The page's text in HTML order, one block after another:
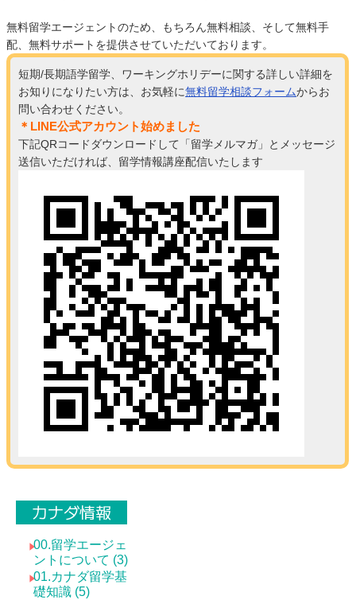
無料留学エージェントのため、もちろん無料相談、そして無料手
配、無料サポートを提供させていただいております。
短期/長期語学留学、ワーキングホリデーに関する詳しい詳細を
お知りになりたい方は、お気軽に無料留学相談フォームからお
問い合わせください。
＊LINE公式アカウント始めました
下記QRコードダウンロードして「留学メルマガ」とメッセージ
送信いただければ、留学情報講座配信いたします
カナダ情報
00.留学エージェ
ントについて (3)
01.カナダ留学基
礎知識 (5)